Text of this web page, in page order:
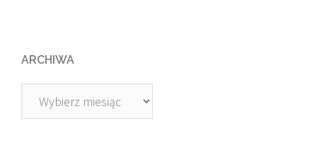
ARCHIWA
Archiwa